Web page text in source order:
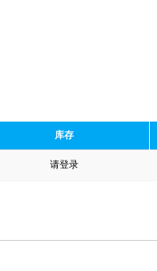
库存
请登录